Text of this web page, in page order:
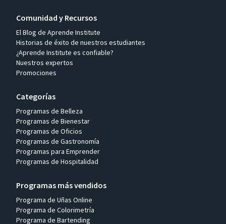
Comunidad y Recursos
El Blog de Aprende Institute
Historias de éxito de nuestros estudiantes
¿Aprende Institute es confiable?
Nuestros expertos
Promociones
Categorías
Programas de Belleza
Programas de Bienestar
Programas de Oficios
Programas de Gastronomía
Programas para Emprender
Programas de Hospitalidad
Programas más vendidos
Programa de Uñas Online
Programa de Colorimetría
Programa de Bartending